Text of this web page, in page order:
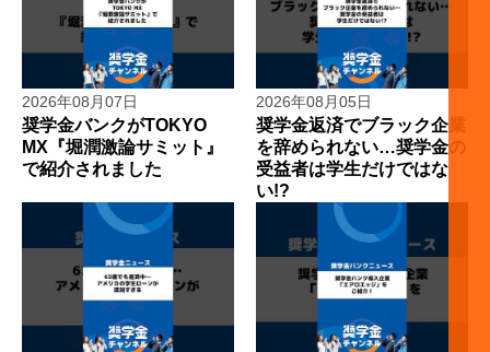
2026年08月07日
奨学金バンクがTOKYO
MX『堀潤激論サミット』
で紹介されました
2026年08月05日
奨学金返済でブラック企業
を辞められない…奨学金の
受益者は学生だけではな
い!?